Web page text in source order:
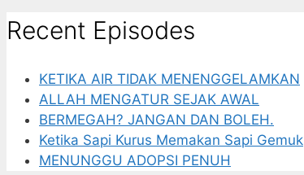
Recent Episodes
KETIKA AIR TIDAK MENENGGELAMKAN
ALLAH MENGATUR SEJAK AWAL
BERMEGAH? JANGAN DAN BOLEH.
Ketika Sapi Kurus Memakan Sapi Gemuk
MENUNGGU ADOPSI PENUH